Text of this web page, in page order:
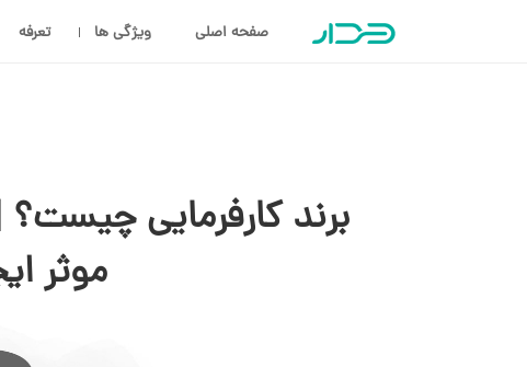
صفحه اصلی ویژگی ها تعرفه
برند کارفرمایی
موثر